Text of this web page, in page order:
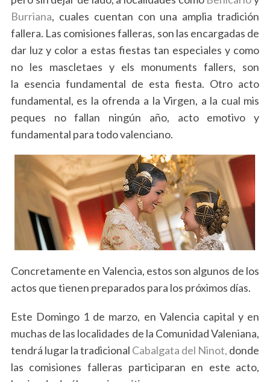
Burriana, cuales cuentan con una amplia tradición
fallera. Las comisiones falleras, son las encargadas de
dar luz y color a estas fiestas tan especiales y como
no les mascletaes y els monuments fallers, son
la esencia fundamental de esta fiesta. Otro acto
fundamental, es la ofrenda a la Virgen, a la cual mis
peques no fallan ningún año, acto emotivo y
fundamental para todo valenciano.
Concretamente en Valencia, estos son algunos de los
actos que tienen preparados para los próximos días.
Este Domingo 1 de marzo, en Valencia capital y en
muchas de las localidades de la Comunidad Valeniana,
tendrá lugar la tradicional Cabalgata del Ninot, donde
las comisiones falleras participaran en este acto,